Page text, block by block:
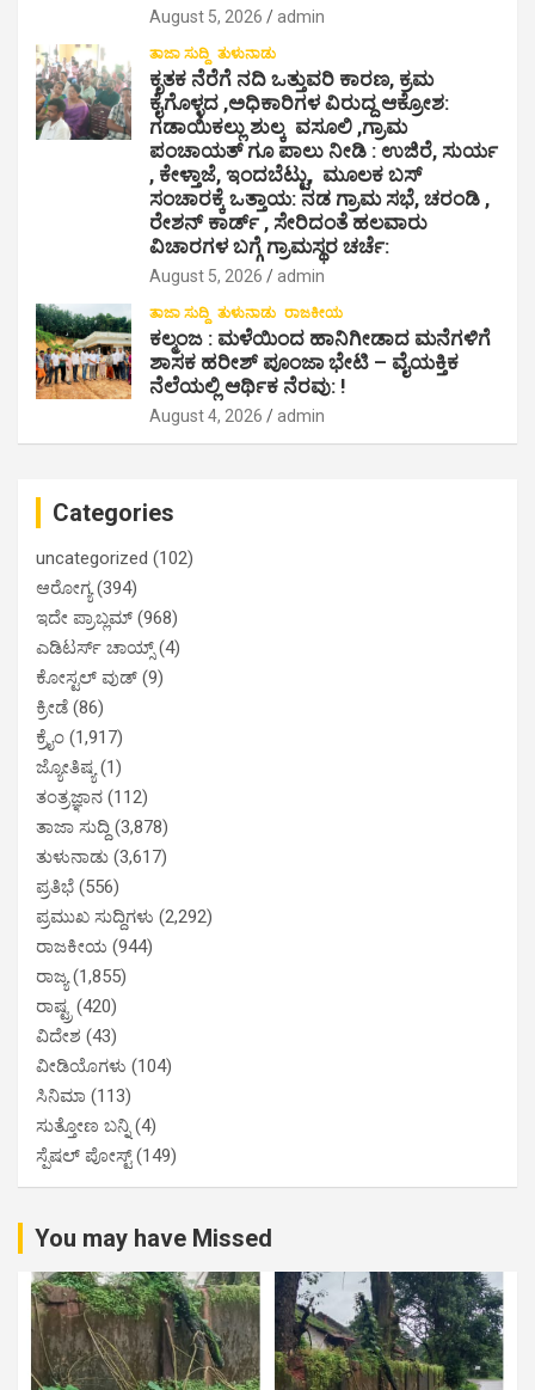
August 5, 2026 admin
ತಾಜಾ ಸುದ್ದಿ ತುಳುನಾಡು
ಕೃತಕ ನೆರೆಗೆ ನದಿ ಒತ್ತುವರಿ ಕಾರಣ, ಕ್ರಮ
ಕೈಗೊಳ್ಳದ ,ಅಧಿಕಾರಿಗಳ ವಿರುದ್ದ ಆಕ್ರೋಶ:
ಗಡಾಯಿಕಲ್ಲು ಶುಲ್ಕ ವಸೂಲಿ ,ಗ್ರಾಮ
ಪಂಚಾಯತ್ ಗೂ ಪಾಲು ನೀಡಿ : ಉಜಿರೆ, ಸುರ್ಯ
, ಕೇಳ್ತಾಜೆ, ಇಂದಬೆಟ್ಟು, ಮೂಲಕ ಬಸ್
ಸಂಚಾರಕ್ಕೆ ಒತ್ತಾಯ: ನಡ ಗ್ರಾಮ ಸಭೆ, ಚರಂಡಿ ,
ರೇಶನ್ ಕಾರ್ಡ್ , ಸೇರಿದಂತೆ ಹಲವಾರು
ವಿಚಾರಗಳ ಬಗ್ಗೆ ಗ್ರಾಮಸ್ಥರ ಚರ್ಚೆ:
August 5, 2026 admin
ತಾಜಾ ಸುದ್ದಿ ತುಳುನಾಡು ರಾಜಕೀಯ
ಕಲ್ಮಂಜ : ಮಳೆಯಿಂದ ಹಾನಿಗೀಡಾದ ಮನೆಗಳಿಗೆ
ಶಾಸಕ ಹರೀಶ್ ಪೂಂಜಾ ಭೇಟಿ – ವೈಯಕ್ತಿಕ
ನೆಲೆಯಲ್ಲಿ ಆರ್ಥಿಕ‌ ನೆರವು: !
August 4, 2026 admin
Categories
uncategorized (102)
ಆರೋಗ್ಯ(394)
ಇದೇ ಪ್ರಾಬ್ಲಮ್ (968)
ಎಡಿಟರ್ಸ್ ಚಾಯ್ಸ್(4)
ಕೋಸ್ಟಲ್ ವುಡ್ (9)
ಕ್ರೀಡೆ (86)
ಕ್ರೈಂ (1,917)
ಜ್ಯೋತಿಷ್ಯ(1)
ತಂತ್ರಜ್ಞಾನ (112)
ತಾಜಾ ಸುದ್ದಿ (3,878)
ತುಳುನಾಡು (3,617)
ಪ್ರತಿಭೆ (556)
ಪ್ರಮುಖ ಸುದ್ದಿಗಳು (2,292)
ರಾಜಕೀಯ (944)
ರಾಜ್ಯ(1,855)
ರಾಷ್ಟ್ರ (420)
ವಿದೇಶ (43)
ವೀಡಿಯೊಗಳು (104)
ಸಿನಿಮಾ (113)
ಸುತ್ತೋಣ ಬನ್ನಿ(4)
ಸ್ಪೆಷಲ್ ಪೋಸ್ಟ್(149)
You may have Missed